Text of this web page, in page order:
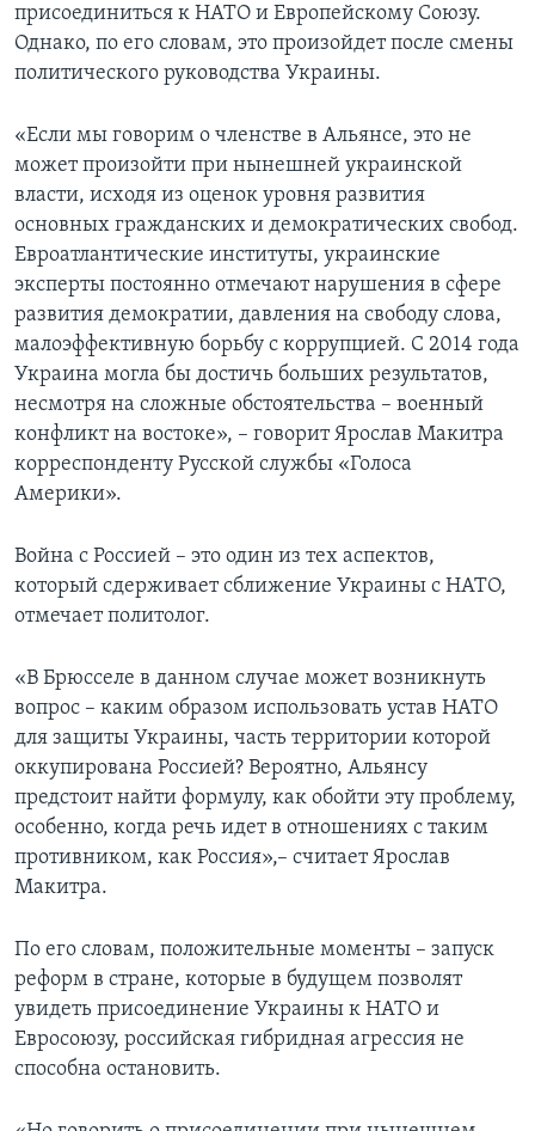
присоединиться к НАТО и Европейскому Союзу.
Однако, по его словам, это произойдет после смены
политического руководства Украины.
«Если мы говорим о членстве в Альянсе, это не
может произойти при нынешней украинской
власти, исходя из оценок уровня развития
основных гражданских и демократических свобод.
Евроатлантические институты, украинские
эксперты постоянно отмечают нарушения в сфере
развития демократии, давления на свободу слова,
малоэффективную борьбу с коррупцией. С 2014 года
Украина могла бы достичь больших результатов,
несмотря на сложные обстоятельства – военный
конфликт на востоке», – говорит Ярослав Макитра
корреспонденту Русской службы «Голоса
Америки».
Война с Россией – это один из тех аспектов,
который сдерживает сближение Украины с НАТО,
отмечает политолог.
«В Брюсселе в данном случае может возникнуть
вопрос – каким образом использовать устав НАТО
для защиты Украины, часть территории которой
оккупирована Россией? Вероятно, Альянсу
предстоит найти формулу, как обойти эту проблему,
особенно, когда речь идет в отношениях с таким
противником, как Россия»,– считает Ярослав
Макитра.
По его словам, положительные моменты – запуск
реформ в стране, которые в будущем позволят
увидеть присоединение Украины к НАТО и
Евросоюзу, российская гибридная агрессия не
способна остановить.